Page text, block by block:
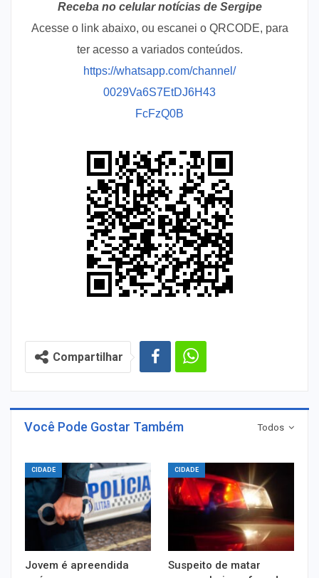
Receba no celular notícias de Sergipe
Acesse o link abaixo, ou escanei o QRCODE, para
ter acesso a variados conteúdos.
https://whatsapp.com/channel/
0029Va6S7EtDJ6H43
FcFzQ0B
Compartilhar
Todos
Você Pode Gostar Também
CIDADE
Jovem é apreendida
CIDADE
Suspeito de matar